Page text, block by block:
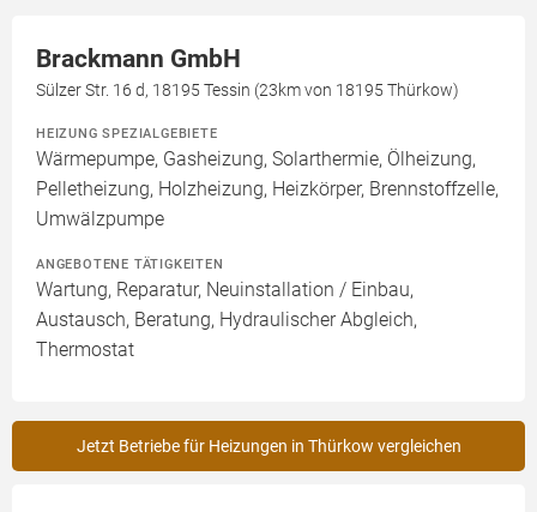
Brackmann GmbH
Sülzer Str. 16 d, 18195 Tessin (23km von 18195 Thürkow)
HEIZUNG SPEZIALGEBIETE
Wärmepumpe, Gasheizung, Solarthermie, Ölheizung,
Pelletheizung, Holzheizung, Heizkörper, Brennstoffzelle,
Umwälzpumpe
ANGEBOTENE TÄTIGKEITEN
Wartung, Reparatur, Neuinstallation / Einbau,
Austausch, Beratung, Hydraulischer Abgleich,
Thermostat
Jetzt Betriebe für Heizungen in Thürkow vergleichen